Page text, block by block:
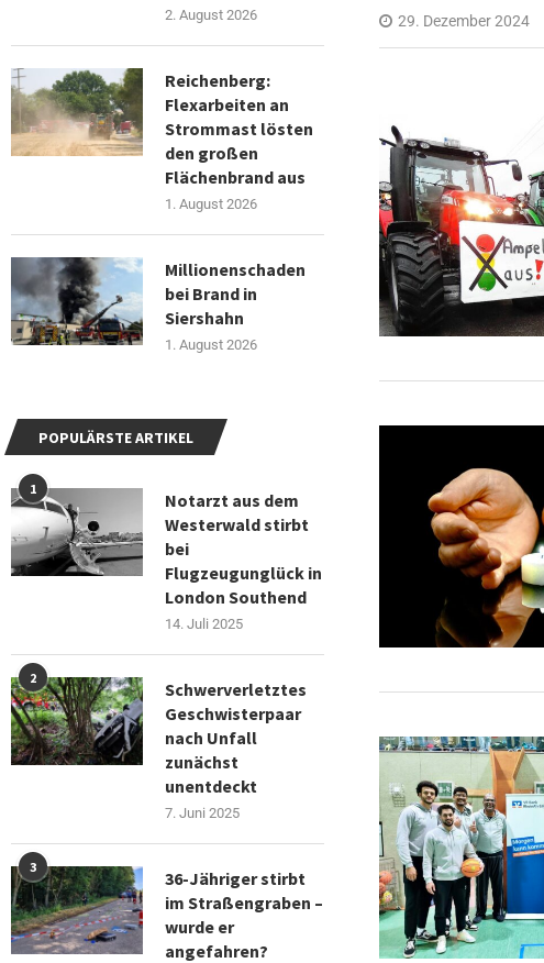
29. Dezember 2024
2. August 2026
Reichenberg:
Flexarbeiten an
Strommast lösten
den großen
Flächenbrand aus
1. August 2026
Millionenschaden
bei Brand in
Siershahn
1. August 2026
POPULÄRSTE ARTIKEL
1
Notarzt aus dem
Westerwald stirbt
bei
Flugzeugunglück in
London Southend
14. Juli 2025
2
Schwerverletztes
Geschwisterpaar
nach Unfall
zunächst
unentdeckt
7. Juni 2025
3
36-Jähriger stirbt
im Straßengraben –
wurde er
angefahren?